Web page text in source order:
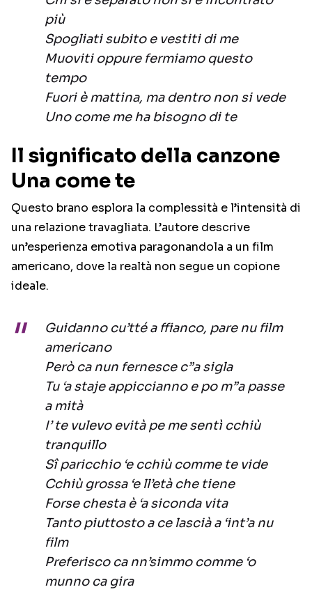
più
Spogliati subito e vestiti di me
Muoviti oppure fermiamo questo
tempo
Fuori è mattina, ma dentro non si vede
Uno come me ha bisogno di te
Il significato della canzone
Una come te
Questo brano esplora la complessità e l’intensità di
una relazione travagliata. L’autore descrive
un’esperienza emotiva paragonandola a un film
americano, dove la realtà non segue un copione
ideale.
Guidanno cu’tté a ffianco, pare nu film
americano
Però ca nun fernesce c”a sigla
Tu ‘a staje appiccianno e po m”a passe
a mità
I’ te vulevo evità pe me sentì cchiù
tranquillo
Sî paricchio ‘e cchiù comme te vide
Cchiù grossa ‘e ll’età che tiene
Forse chesta è ‘a siconda vita
Tanto piuttosto a ce lascià a ‘int’a nu
film
Preferisco ca nn’simmo comme ‘o
munno ca gira